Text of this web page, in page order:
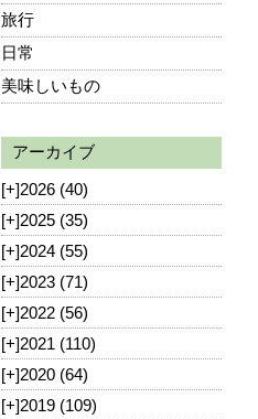
旅行
日常
美味しいもの
アーカイブ
[+]2026 (40)
[+]2025 (35)
[+]2024 (55)
[+]2023 (71)
[+]2022 (56)
[+]2021 (110)
[+]2020 (64)
[+]2019 (109)